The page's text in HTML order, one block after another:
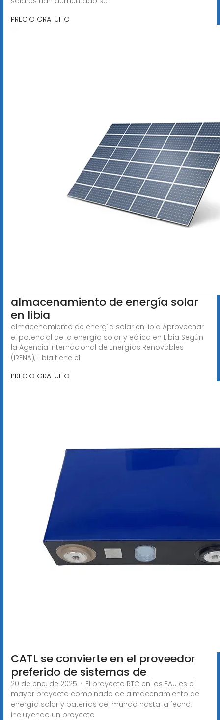
PRECIO GRATUITO
almacenamiento de energía solar
en libia
almacenamiento de energía solar en libia Aprovechar
el potencial de la energía solar y eólica en Libia Según
la Agencia Internacional de Energías Renovables
(IRENA), Libia tiene el
PRECIO GRATUITO
CATL se convierte en el proveedor
preferido de sistemas de
20 de ene. de 2025 · El proyecto RTC en los EAU es el
mayor proyecto combinado de almacenamiento de
energía solar y baterías del mundo hasta la fecha,
incluyendo un proyecto